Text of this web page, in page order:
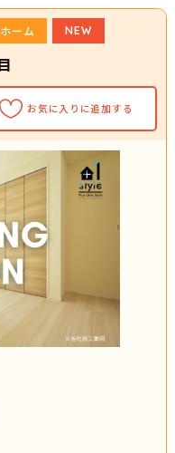
ーム NEW
お気に入りに追加する